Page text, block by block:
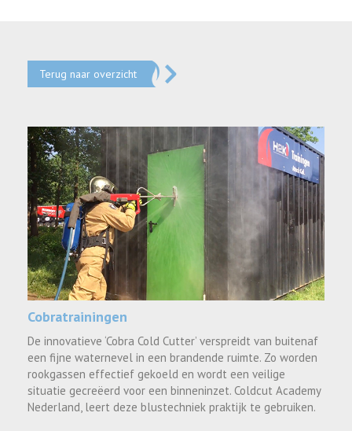
Terug naar overzicht
Cobratrainingen
De innovatieve ‘Cobra Cold Cutter’ verspreidt van buitenaf
een fijne waternevel in een brandende ruimte. Zo worden
rookgassen effectief gekoeld en wordt een veilige
situatie gecreëerd voor een binneninzet. Coldcut Academy
Nederland, leert deze blustechniek praktijk te gebruiken.